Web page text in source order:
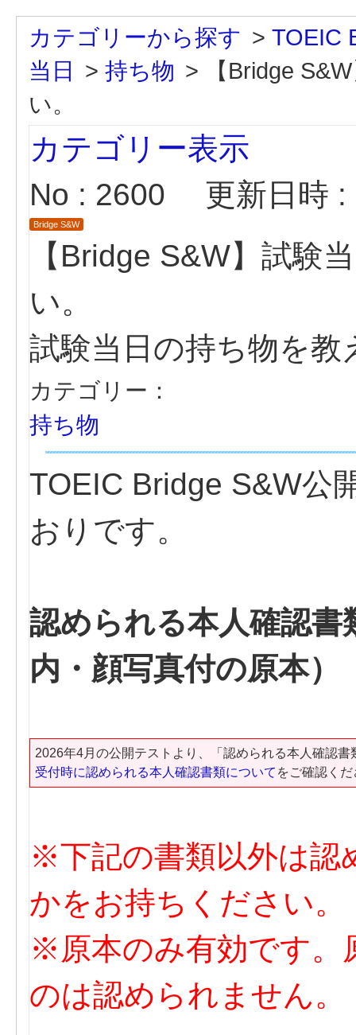
カテゴリーから探す > TOEIC
当日 > 持ち物 >
【Bridge
い。
カテゴリー表示
No : 2600
更新日時
Bridge S&W
【Bridge S&W】試験
い。
試験当日の持ち物を教
カテゴリー：
持ち物
TOEIC Bridge S&W公
おりです。
認められる本人確認書
内・顔写真付の原本）
2026年4月の公開テストより、「認められる本人確認
受付時に認められる本人確認書類について をご確認く
※下記の書類以外は認
かをお持ちください。
※原本のみ有効です。
のは認められません。